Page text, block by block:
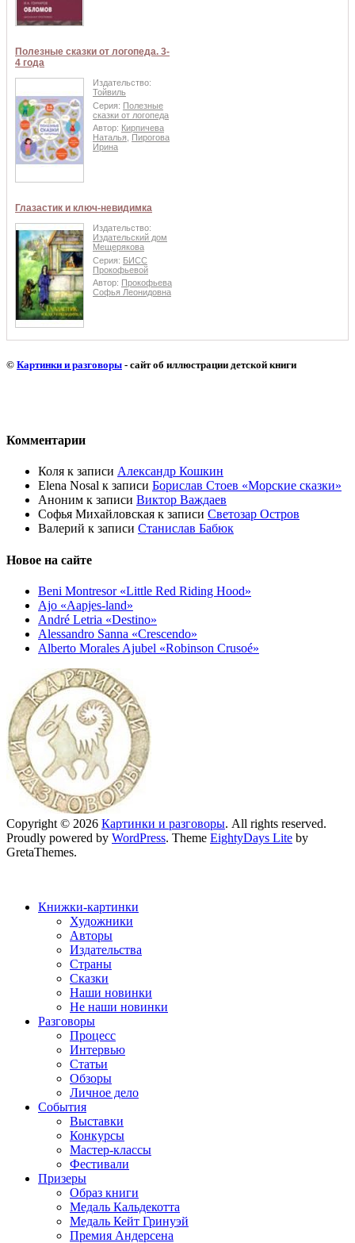
Полезные сказки от логопеда. 3-
4 года
Издательство:
Тойвиль
Серия: Полезные
сказки от логопеда
Автор: Кирпичева
Наталья
Пирогова
Ирина
Глазастик и ключ-невидимка
Издательство:
Издательский дом
Мещерякова
Серия: БИСС
Прокофьевой
Автор: Прокофьева
Софья Леонидовна
© Картинки и разговоры - сайт об иллюстрации детской книги
Комментарии
Коля к записи Александр Кошкин
Elena Nosal к записи Борислав Стоев «Морские сказки»
Аноним к записи Виктор Важдаев
Софья Михайловская к записи Светозар Остров
Валерий к записи Станислав Бабюк
Новое на сайте
Beni Montresor «Little Red Riding Hood»
Ajo «Aapjes-land»
André Letria «Destino»
Alessandro Sanna «Crescendo»
Alberto Morales Ajubel «Robinson Crusoé»
Copyright © 2026 Картинки и разговоры. All rights reserved.
Proudly powered by WordPress. Theme EightyDays Lite by
GretaThemes.
Книжки-картинки
Художники
Авторы
Издательства
Страны
Сказки
Наши новинки
Не наши новинки
Разговоры
Процесс
Интервью
Статьи
Обзоры
Личное дело
События
Выставки
Конкурсы
Мастер-классы
Фестивали
Призеры
Образ книги
Медаль Кальдекотта
Медаль Кейт Гринуэй
Премия Андерсена